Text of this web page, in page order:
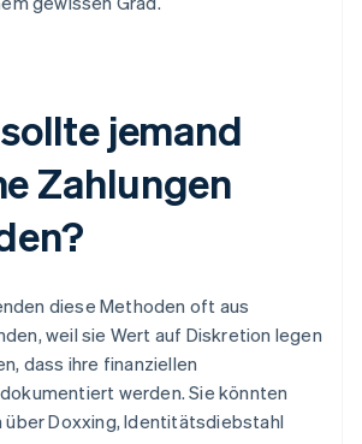
jemand
Zahlungen
diese Methoden oft aus
weil sie Wert auf Diskretion legen
dass ihre finanziellen
werden. Sie könnten
über Doxxing, Identitätsdiebstahl